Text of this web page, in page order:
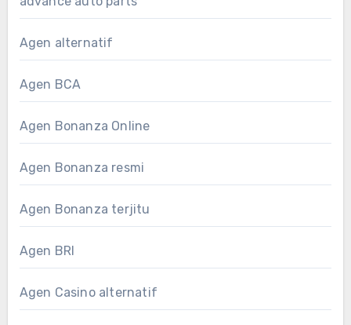
Agen alternatif
Agen BCA
Agen Bonanza Online
Agen Bonanza resmi
Agen Bonanza terjitu
Agen BRI
Agen Casino alternatif